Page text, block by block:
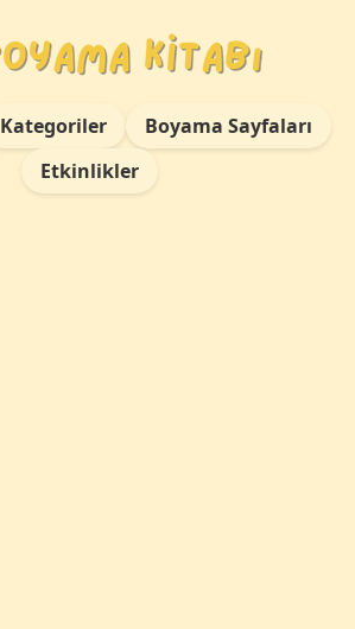
Kategoriler
Boyama Sayfaları
Etkinlikler